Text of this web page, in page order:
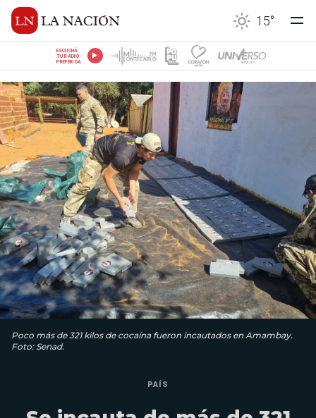
15°
ESCUCHÁ
TU RADIO
PREFERIDA
Poco más de 321 kilos de cocaína fueron incautados en Amambay.
Foto: Senad.
PAÍS